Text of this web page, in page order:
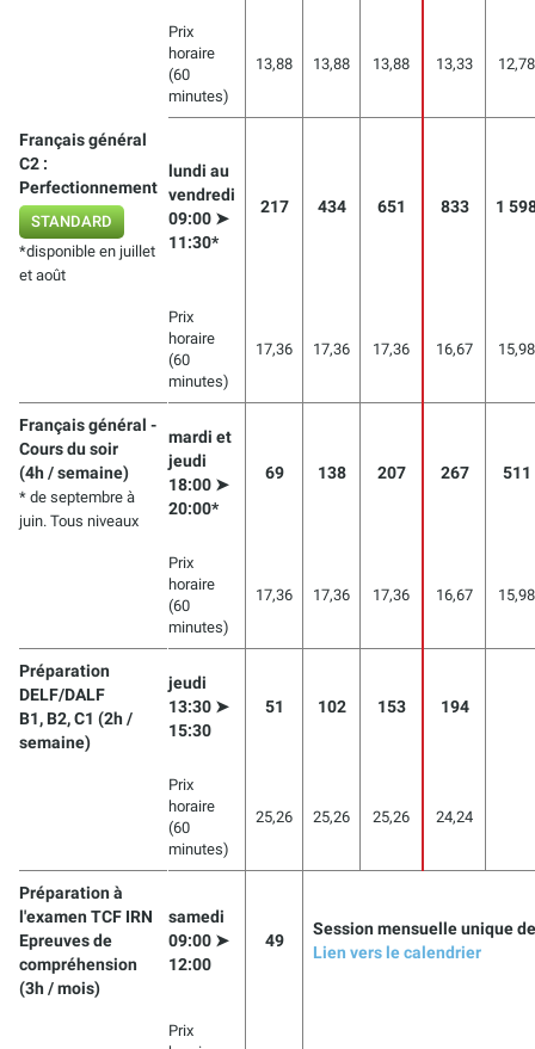
Prix
horaire
(60
minutes)
13,88 13,88 13,88 13,33 12,78
Français général
C2 :
Perfectionnement
STANDARD
*disponible en juillet
et août
lundi au
vendredi
09:00 ➤
11:30*
217 434 651 833 1
Prix
horaire
(60
minutes)
17,36 17,36 17,36 16,67 15,98
Français général -
Cours du soir
(4h / semaine)
* de septembre à
juin. Tous niveaux
mardi et
jeudi
18:00 ➤
20:00*
69 138 207 267 511
Prix
horaire
(60
minutes)
17,36 17,36 17,36 16,67 15,98
Préparation
DELF/DALF
B1, B2, C1 (2h /
semaine)
jeudi
13:30 ➤
15:30
51 102 153 194
Prix
horaire
(60
minutes)
25,26 25,26 25,26 24,24
Préparation à
l'examen TCF IRN
Epreuves de
compréhension
(3h / mois)
samedi
09:00 ➤
12:00
49
Session mensuelle unique
Lien vers le calendrier
Prix